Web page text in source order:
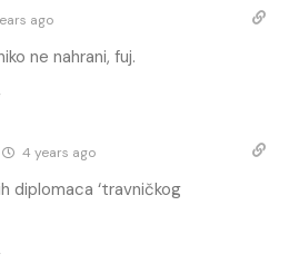
ago
ne nahrani, fuj.
4 years ago
diplomaca ‘travničkog